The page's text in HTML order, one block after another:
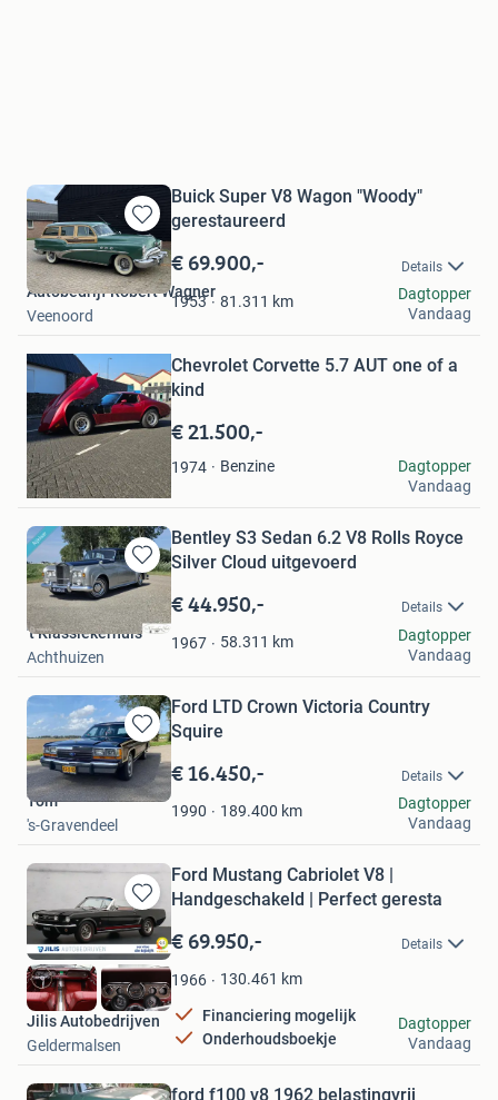
Bewaren
in
Mijn
Favorieten
Buick Super V8 Wagon "Woody"
gerestaureerd
€ 69.900,- Details
1953 81.311 km
Autobedrijf Robert Wagner
Veenoord
Dagtopper
Vandaag
Mijn
Favorieten
Chevrolet Corvette 5.7 AUT one of a
kind
€ 21.500,-
1974 Benzine
RH-Cars
Apeldoorn
Dagtopper
Vandaag
Bewaren
in
Mijn
Favorieten
Bentley S3 Sedan 6.2 V8 Rolls Royce
Silver Cloud uitgevoerd
€ 44.950,- Details
1967 58.311 km
't Klassiekerhuis
Achthuizen
Dagtopper
Vandaag
Bewaren
in
Mijn
Favorieten
Ford LTD Crown Victoria Country
Squire
€ 16.450,- Details
1990 189.400 km
Tom
's-Gravendeel
Dagtopper
Vandaag
Bewaren
in
Mijn
Favorieten
Ford Mustang Cabriolet V8 |
Handgeschakeld | Perfect geresta
€ 69.950,- Details
1966 130.461 km
Financiering mogelijk
Onderhoudsboekje
Jilis Autobedrijven
Geldermalsen
Dagtopper
Vandaag
ford f100 v8 1962 belastingvrij